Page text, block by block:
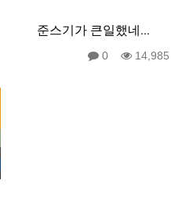
준스기가 큰일했네...
0 14,985